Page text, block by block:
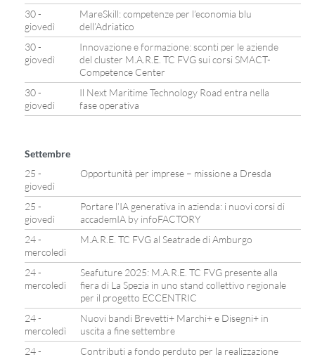
30 -
giovedì
MareSkill: competenze per l’economia blu
dell’Adriatico
30 -
giovedì
Innovazione e formazione: sconti per le aziende
del cluster M.A.R.E. TC FVG sui corsi SMACT-
Competence Center
30 -
giovedì
Il Next Maritime Technology Road entra nella
fase operativa
Settembre
25 -
giovedì
Opportunità per imprese – missione a Dresda
25 -
giovedì
Portare l’IA generativa in azienda: i nuovi corsi di
accademIA by infoFACTORY
24 -
mercoledì
M.A.R.E. TC FVG al Seatrade di Amburgo
24 -
mercoledì
Seafuture 2025: M.A.R.E. TC FVG presente alla
fiera di La Spezia in uno stand collettivo regionale
per il progetto ECCENTRIC
24 -
mercoledì
Nuovi bandi Brevetti+ Marchi+ e Disegni+ in
uscita a fine settembre
24 -
Contributi a fondo perduto per la realizzazione